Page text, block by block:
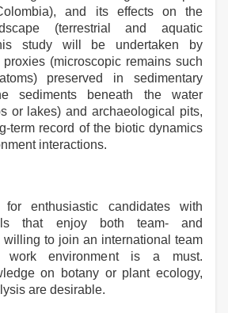
and its effects on the
(terrestrial and aquatic
study will be undertaken by
(microscopic remains such
preserved in sedimentary
sediments beneath the water
or lakes) and archaeological pits,
term record of the biotic dynamics
interactions.
enthusiastic candidates with
that enjoy both team- and
willing to join an international team
work environment is a must.
on botany or plant ecology,
are desirable.